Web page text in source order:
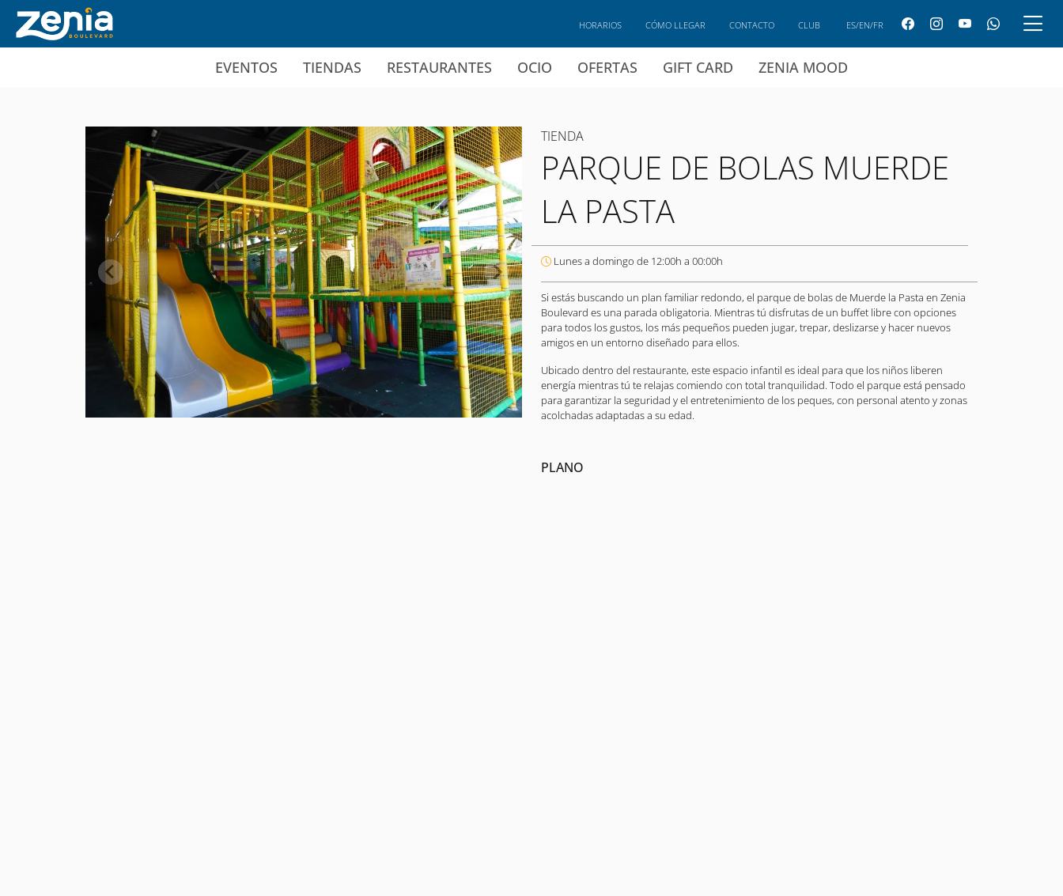
Ir al contenido principal
EVENTOS TIENDAS RESTAURANTES OCIO OFERTAS GIFT CARD ZENIA MOOD
HORARIOS CÓMO LLEGAR CONTACTO CLUB ES/EN/FR
TIENDA
PARQUE DE BOLAS MUERDE
LA PASTA
Lunes a domingo de 12:00h a 00:00h
Si estás buscando un plan familiar redondo, el parque de bolas de Muerde la Pasta en Zenia
Boulevard es una parada obligatoria. Mientras tú disfrutas de un buffet libre con opciones
para todos los gustos, los más pequeños pueden jugar, trepar, deslizarse y hacer nuevos
amigos en un entorno diseñado para ellos.
Ubicado dentro del restaurante, este espacio infantil es ideal para que los niños liberen
energía mientras tú te relajas comiendo con total tranquilidad. Todo el parque está pensado
para garantizar la seguridad y el entretenimiento de los peques, con personal atento y zonas
acolchadas adaptadas a su edad.
PLANO